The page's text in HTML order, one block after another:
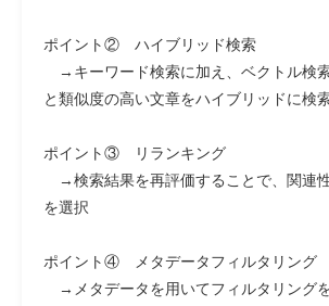
ポイント② ハイブリッド検索
→キーワード検索に加え、ベクトル検
と類似度の高い文章をハイブリッドに検
ポイント③ リランキング
→検索結果を再評価することで、関連
を選択
ポイント④ メタデータフィルタリング
→メタデータを用いてフィルタリング